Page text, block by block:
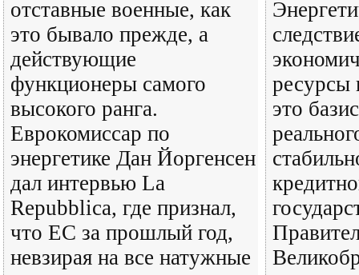
отставные военные, как
это бывало прежде, а
действующие
функционеры самого
высокого ранга.
Еврокомиссар по
энергетике Дан Йоргенсен
дал интервью La
Repubblica, где признал,
что ЕС за прошлый год,
невзирая на все натужные
ресурсы
это